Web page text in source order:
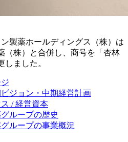
製薬ホールディングス（株）は
（株）と合併し、商号を「杏林
しました。
ジョン・中期経営計画
/ 経営資本
ループの歴史
ループの事業概況